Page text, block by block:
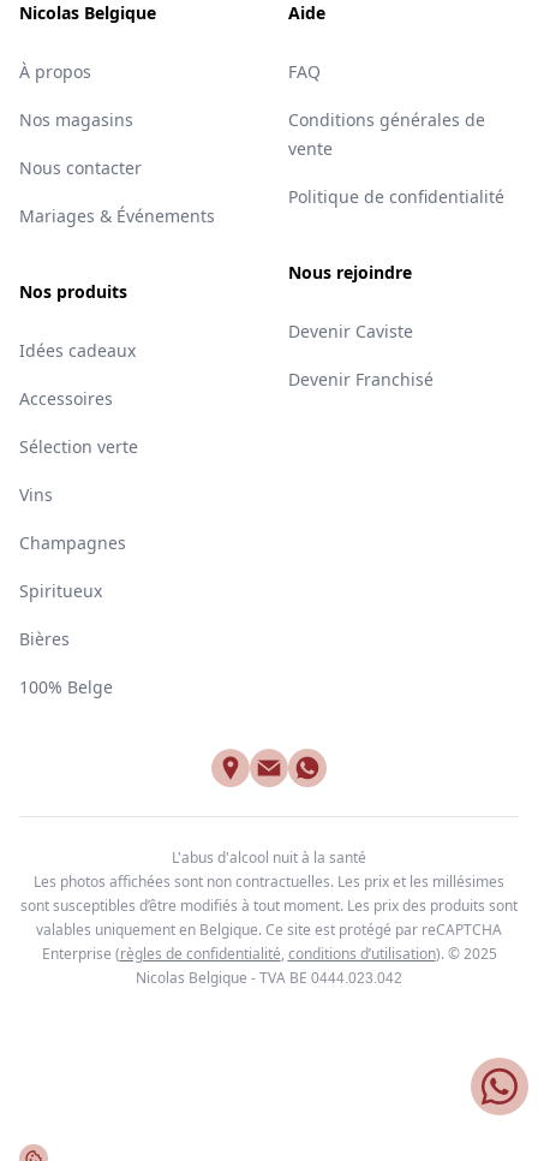
Nicolas Belgique
À propos
Nos magasins
Nous contacter
Mariages & Événements
Nos produits
Idées cadeaux
Accessoires
Sélection verte
Vins
Champagnes
Spiritueux
Bières
100% Belge
Aide
FAQ
Conditions générales de
vente
Politique de confidentialité
Nous rejoindre
Devenir Caviste
Devenir Franchisé
L'abus d'alcool nuit à la santé
Les photos affichées sont non contractuelles. Les prix et les millésimes
sont susceptibles d’être modifiés à tout moment. Les prix des produits sont
valables uniquement en Belgique. Ce site est protégé par reCAPTCHA
Enterprise (règles de confidentialité, conditions d’utilisation). © 2025
Nicolas Belgique - TVA BE 0444.023.042